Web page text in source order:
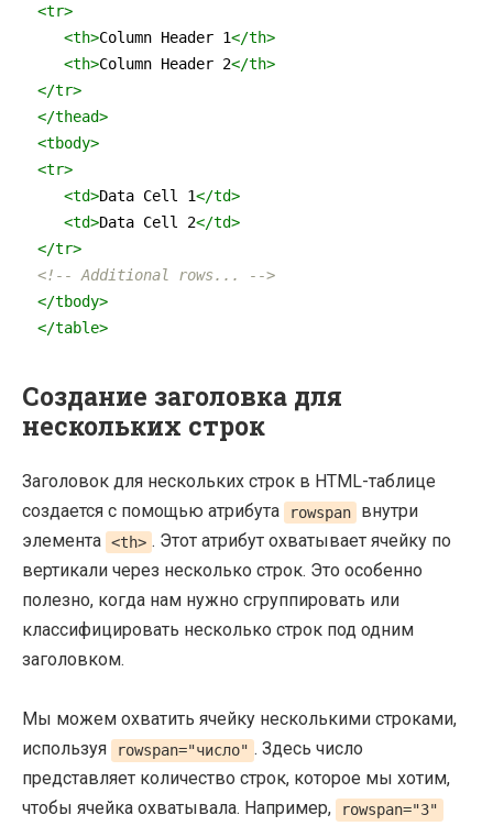
<tr>
<th>Column Header 1</th>
<th>Column Header 2</th>
</tr>
</thead>
<tbody>
<tr>
<td>Data Cell 1</td>
<td>Data Cell 2</td>
</tr>
<!-- Additional rows... -->
</tbody>
</table>
Создание заголовка для
нескольких строк
Заголовок для нескольких строк в HTML-таблице
создается с помощью атрибута
rowspan
внутри
элемента <th> . Этот атрибут охватывает ячейку по
вертикали через несколько строк. Это особенно
полезно, когда нам нужно сгруппировать или
классифицировать несколько строк под одним
заголовком.
Мы можем охватить ячейку несколькими строками,
используя
rowspan="число" . Здесь число
представляет количество строк, которое мы хотим,
чтобы ячейка охватывала. Например,
rowspan="3"